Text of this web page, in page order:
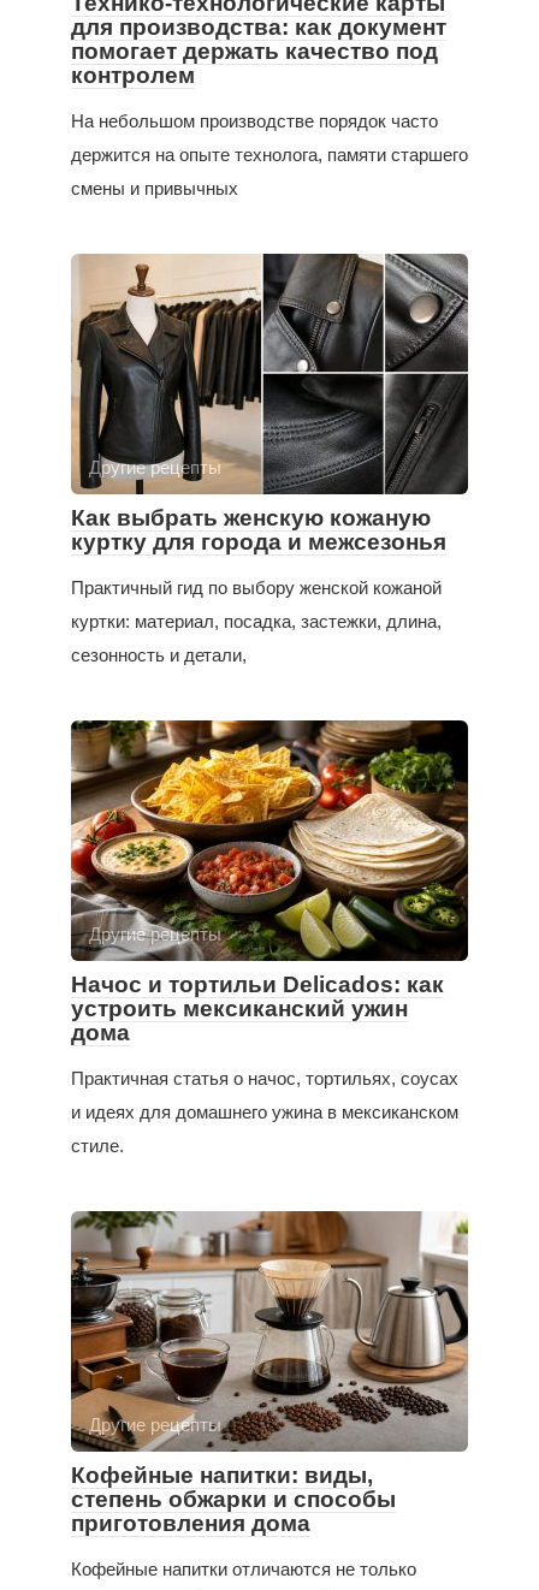
для производства: как документ
помогает держать качество под
контролем
На небольшом производстве порядок часто
держится на опыте технолога, памяти старшего
смены и привычных
Другие рецепты
Как выбрать женскую кожаную
куртку для города и межсезонья
Практичный гид по выбору женской кожаной
куртки: материал, посадка, застежки, длина,
сезонность и детали,
Другие рецепты
Начос и тортильи Delicados: как
устроить мексиканский ужин
дома
Практичная статья о начос, тортильях, соусах
и идеях для домашнего ужина в мексиканском
стиле.
Другие рецепты
Кофейные напитки: виды,
степень обжарки и способы
приготовления дома
Кофейные напитки отличаются не только